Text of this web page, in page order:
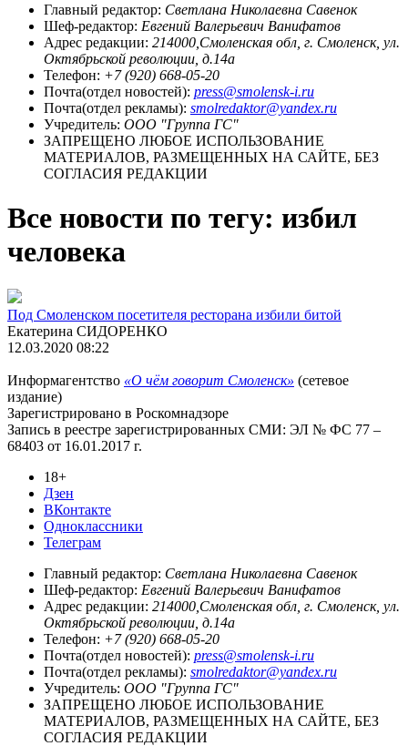
Главный редактор: Светлана Николаевна Савенок
Шеф-редактор: Евгений Валерьевич Ванифатов
Адрес редакции: 214000,Смоленская обл, г. Смоленск, ул.
Октябрьской революции, д.14а
Телефон: +7 (920) 668-05-20
Почта(отдел новостей): press@smolensk-i.ru
Почта(отдел рекламы): smolredaktor@yandex.ru
Учредитель: ООО "Группа ГС"
ЗАПРЕЩЕНО ЛЮБОЕ ИСПОЛЬЗОВАНИЕ
МАТЕРИАЛОВ, РАЗМЕЩЕННЫХ НА САЙТЕ, БЕЗ
СОГЛАСИЯ РЕДАКЦИИ
Все новости по тегу: избил
человека
Под Смоленском посетителя ресторана избили битой
Екатерина СИДОРЕНКО
12.03.2020 08:22
Информагентство «О чём говорит Смоленск» (сетевое
издание)
Зарегистрировано в Роскомнадзоре
Запись в реестре зарегистрированных СМИ: ЭЛ № ФС 77 –
68403 от 16.01.2017 г.
18+
Дзен
ВКонтакте
Одноклассники
Телеграм
Главный редактор: Светлана Николаевна Савенок
Шеф-редактор: Евгений Валерьевич Ванифатов
Адрес редакции: 214000,Смоленская обл, г. Смоленск, ул.
Октябрьской революции, д.14а
Телефон: +7 (920) 668-05-20
Почта(отдел новостей): press@smolensk-i.ru
Почта(отдел рекламы): smolredaktor@yandex.ru
Учредитель: ООО "Группа ГС"
ЗАПРЕЩЕНО ЛЮБОЕ ИСПОЛЬЗОВАНИЕ
МАТЕРИАЛОВ, РАЗМЕЩЕННЫХ НА САЙТЕ, БЕЗ
СОГЛАСИЯ РЕДАКЦИИ